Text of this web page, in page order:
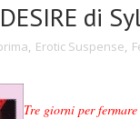
di
, Erotic Suspense,
Tre giorni per